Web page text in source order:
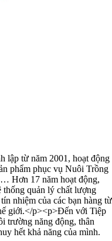
lập từ năm 2001, hoạt động
phẩm phục vụ Nuôi Trồng
Hơn 17 năm hoạt động,
thống quản lý chất lượng
nhiệm của các bạn hàng từ
giới.</p><p>Đến với Tiệp
trường năng động, thân
hết khả năng của mình.